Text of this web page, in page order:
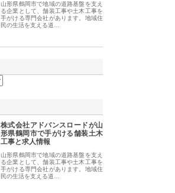
山形県鶴岡市で地域の道路基盤を支え
る企業として、舗装工事や土木工事を
手がける専門会社があります。地域住
民の生活を支える道…
株式会社アドバンスロードが山
形県鶴岡市で手がける舗装土木
工事と求人情報
山形県鶴岡市で地域の道路基盤を支え
る企業として、舗装工事や土木工事を
手がける専門会社があります。地域住
民の生活を支える道…